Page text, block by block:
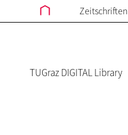
Zeitschriften
TUGraz DIGITAL Library